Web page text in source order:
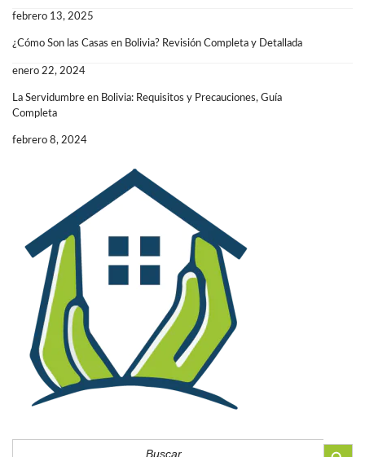
febrero 13, 2025
¿Cómo Son las Casas en Bolivia? Revisión Completa y Detallada
enero 22, 2024
La Servidumbre en Bolivia: Requisitos y Precauciones, Guía
Completa
febrero 8, 2024
Botón de